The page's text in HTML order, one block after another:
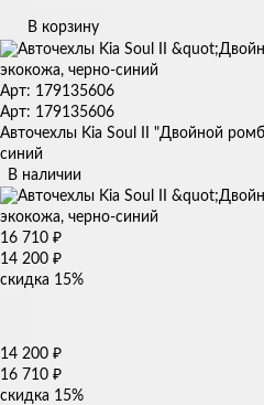
В корзину
Арт: 179135606
Арт: 179135606
Авточехлы Kia Soul II "Двойной
синий
В наличии
16 710 ₽
14 200 ₽
скидка 15%
14 200 ₽
16 710 ₽
скидка 15%